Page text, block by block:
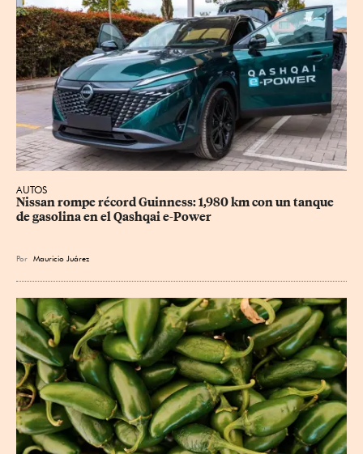
AUTOS
Nissan rompe récord Guinness: 1,980 km con un tanque
de gasolina en el Qashqai e-Power
Por Mauricio Juárez